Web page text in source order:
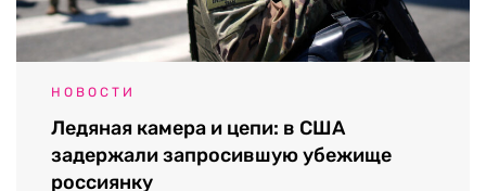
НОВОСТИ
Ледяная камера и цепи: в США
задержали запросившую убежище
россиянку